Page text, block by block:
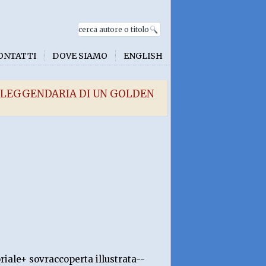
DOVE SIAMO ENGLISH
DI UN GOLDEN
sovraccoperta illustrata--